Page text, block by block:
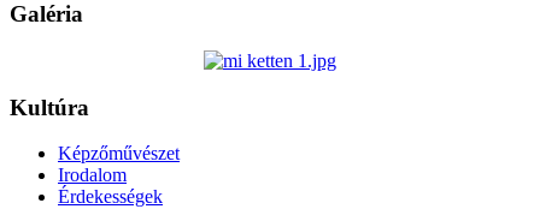
Galéria
Kultúra
Képzőművészet
Irodalom
Érdekességek